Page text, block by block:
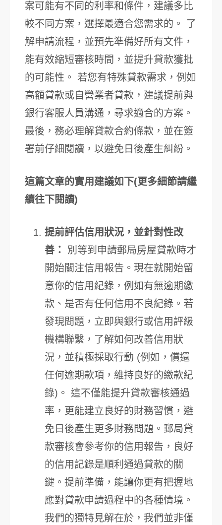
案可能有不同的利率和條件，建議多比
較不同方案，選擇最適合您需求的。 了
解申請流程，並預先準備好所有文件，
能有效縮短審核時間，並提升貸款獲批
的可能性。 若您有特殊貸款需求，例如
高額貸款或自營業者貸款，建議提前與
銀行客服人員溝通，尋求適合的方案。
最後，務必理解貸款合約條款，並在簽
署前仔細閱讀，以避免日後產生糾紛。
這篇文章的實用建議如下(更多細節請繼
續往下閱讀)
提前評估信用狀況，並針對性改
善：
別等到申請郵局房屋貸款時才
開始關注信用報告。現在就開始留
意你的信用紀錄，例如有無逾期繳
款、是否有任何信用不良紀錄。若
發現問題，立即與銀行或信用評級
機構聯繫，了解如何改善信用狀
況，並積極採取行動 (例如，償還
任何逾期款項，維持良好的繳款紀
錄)。 這不僅能提升貸款審核通過
率，更能建立良好的財務習慣，避
免日後產生更多財務問題。郵局貸
款審核會參考你的信用報告，良好
的信用記錄是順利通過貸款的關
鍵。提前準備，能讓你更有把握地
應對貸款申請過程中的各種情境。
我們的獨特見解在於，我們並非僅